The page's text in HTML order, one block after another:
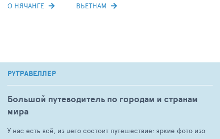
О НЯЧАНГЕ ВЬЕТНАМ
РУТРАВЕЛЛЕР
Большой путеводитель по городам и странам
мира
У нас есть всё, из чего состоит путешествие: яркие фото изо